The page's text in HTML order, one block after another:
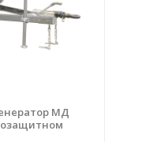
МД